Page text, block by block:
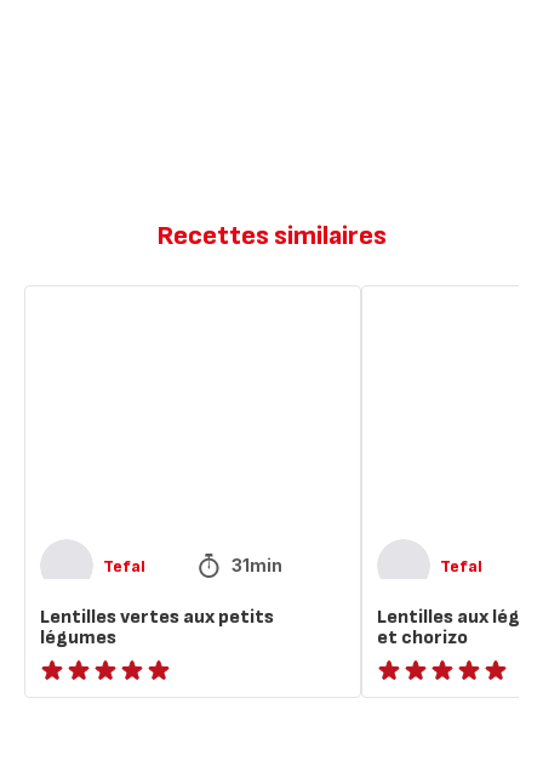
Recettes similaires
Tefal 31min
Lentilles vertes aux petits
légumes
ratings.NaN
Tefal
Lentilles aux
et chorizo
ratings.NaN